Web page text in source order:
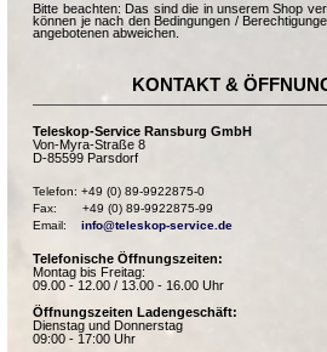
Bitte beachten: Das sind die in unserem Shop
können je nach den Bedingungen /
angebotenen abweichen.
KONTAKT &
Teleskop-Service Ransburg GmbH
Von-Myra-Straße 8
D-85599 Parsdorf
Telefon: +49 (0) 89-9922875-0
Fax:       +49 (0) 89-9922875-99
Email: info@teleskop-service.de
Telefonische Öffnungszeiten:
Montag bis Freitag:
09.00 - 12.00 / 13.00 - 16.00 Uhr
Öffnungszeiten Ladengeschäft:
Dienstag und Donnerstag
09:00 - 17:00 Uhr